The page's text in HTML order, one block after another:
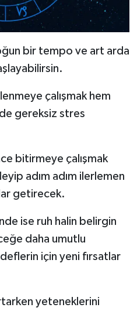
bir tempo ve art arda
çalışmak hem
gereksiz stres
bitirmeye çalışmak
adım adım ilerlemen
getirecek.
ise ruh halin belirgin
daha umutlu
için yeni fırsatlar
yeteneklerini